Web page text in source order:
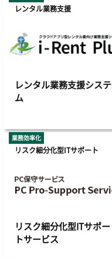
レンタル業務支援
レンタル業務支援システ
ム
業務効率化
リスク細分化型ITサポート
リスク細分化型ITサポー
トサービス